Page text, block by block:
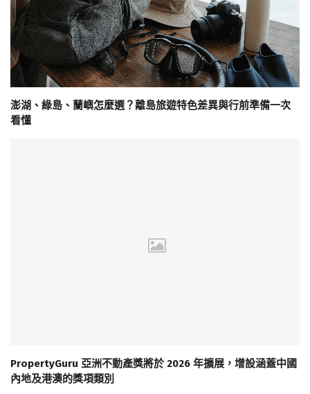
澎湖、綠島、蘭嶼怎麼選？離島旅遊特色差異與行前準備一次
看懂
PropertyGuru 亞洲不動產獎將於 2026 年擴展，增設涵蓋中國
內地及港澳的獎項類別